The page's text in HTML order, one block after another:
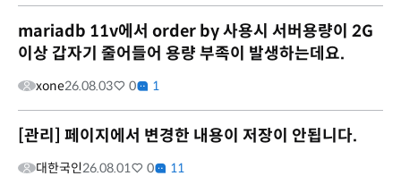
mariadb 11v에서 order by 사용시 서버용량이 2G
이상 갑자기 줄어들어 용량 부족이 발생하는데요.
xone26.08.03 0 1
[관리] 페이지에서 변경한 내용이 저장이 안됩니다.
대한국인26.08.01 0 11